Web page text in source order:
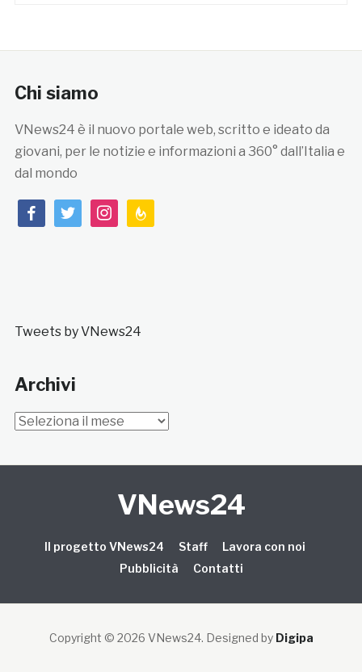
Chi siamo
VNews24 è il nuovo portale web, scritto e ideato da
giovani, per le notizie e informazioni a 360° dall’Italia e
dal mondo
facebooktwitterinstagramfeedburner
Tweets by VNews24
Archivi
Archivi
VNews24
Il progetto VNews24 Staff
Lavora con noi
Pubblicità
Contatti
Copyright © 2026 VNews24. Designed by Digipa